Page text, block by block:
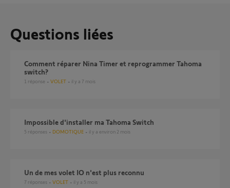
Questions liées
Comment réparer Nina Timer et reprogrammer Tahoma
switch?
1 réponse VOLET il y a 7 mois
Impossible d'installer ma Tahoma Switch
5 réponses DOMOTIQUE il y a environ 2 mois
Un de mes volet IO n'est plus reconnu
7 réponses VOLET il y a 5 mois